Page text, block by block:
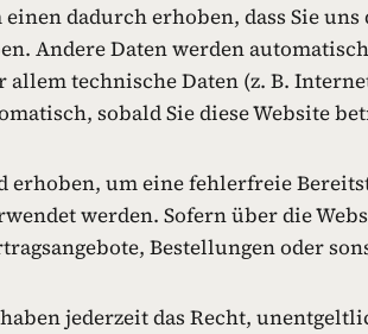
dadurch erhoben, dass Sie
Andere Daten werden
allem technische Daten (z. B.
sobald Sie diese Website
erhoben, um eine fehlerfreie
werden. Sofern über die
Bestellungen oder
jederzeit das Recht,